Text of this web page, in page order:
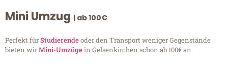
Mini Umzug | ab 100€
Perfekt fürStudierendeoder den Transport weniger Gegenstände
bieten wirMini-Umzügein Gelsenkirchen schon ab 100€ an.